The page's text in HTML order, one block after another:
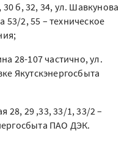
б, 32, 34, ул. Шавкунова
53/2, 55 – техническое
28-107 частично, ул.
Якутскэнергосбыта
28, 29 ,33, 33/1, 33/2 –
ПАО ДЭК.